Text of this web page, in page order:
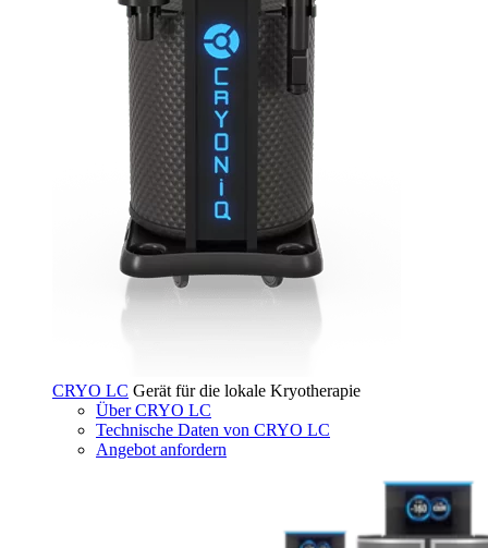
CRYO LC Gerät für die lokale Kryotherapie
Über CRYO LC
Technische Daten von CRYO LC
Angebot anfordern